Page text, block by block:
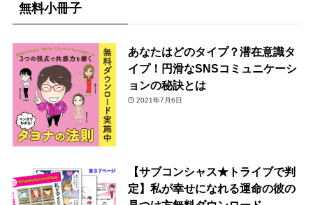
無料小冊子
あなたはどのタイプ？潜在意識タ
イプ！円滑なSNSコミュニケーシ
ョンの秘訣とは
2021年7月6日
【サブコンシャス★トライブで判
定】私が幸せになれる運命の彼の